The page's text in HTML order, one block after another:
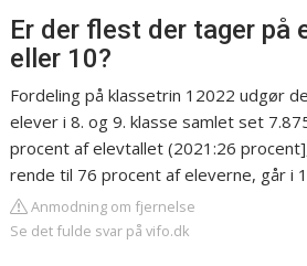
Er der flest der tager på
eller 10?
Fordeling på klassetrin 12022 udgør
elever i 8. og 9. klasse samlet set
procent af elevtallet (2021:26
rende til 76 procent af eleverne, går i
Anmodning om fjernelse
Se det fulde svar på vifo.dk